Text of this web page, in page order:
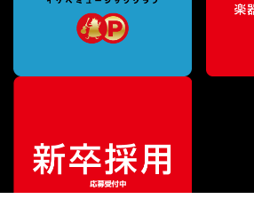
販売価格¥92,500（税込）